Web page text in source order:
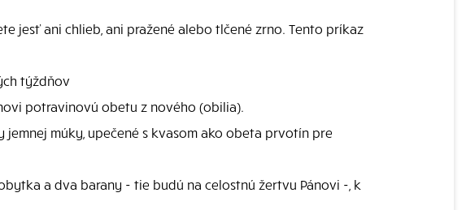
jesť ani chlieb, ani pražené alebo tlčené zrno. Tento príkaz
týždňov
potravinovú obetu z nového (obilia).
múky, upečené s kvasom ako obeta prvotín pre
a dva barany - tie budú na celostnú žertvu Pánovi -, k